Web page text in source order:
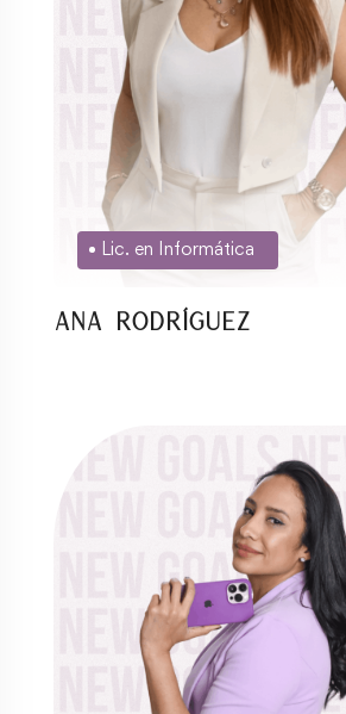
Lic. en Informática
Ana Rodríguez